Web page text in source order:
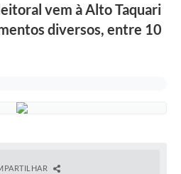
vem à Alto Taquari
diversos, entre 10